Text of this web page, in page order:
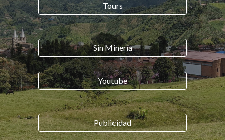
Tours
Sin Minería
Youtube
Publicidad